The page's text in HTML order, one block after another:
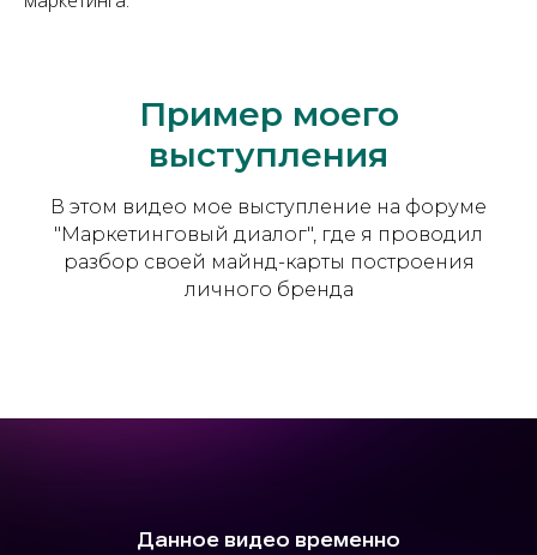
Пример моего
выступления
В этом видео мое выступление на форуме
"Маркетинговый диалог", где я проводил
разбор своей майнд-карты построения
личного бренда